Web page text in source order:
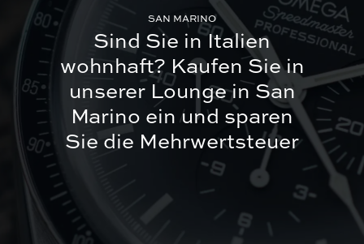
SAN MARINO
Sind Sie in Italien
wohnhaft? Kaufen Sie in
unserer Lounge in San
Marino ein und sparen
Sie die Mehrwertsteuer